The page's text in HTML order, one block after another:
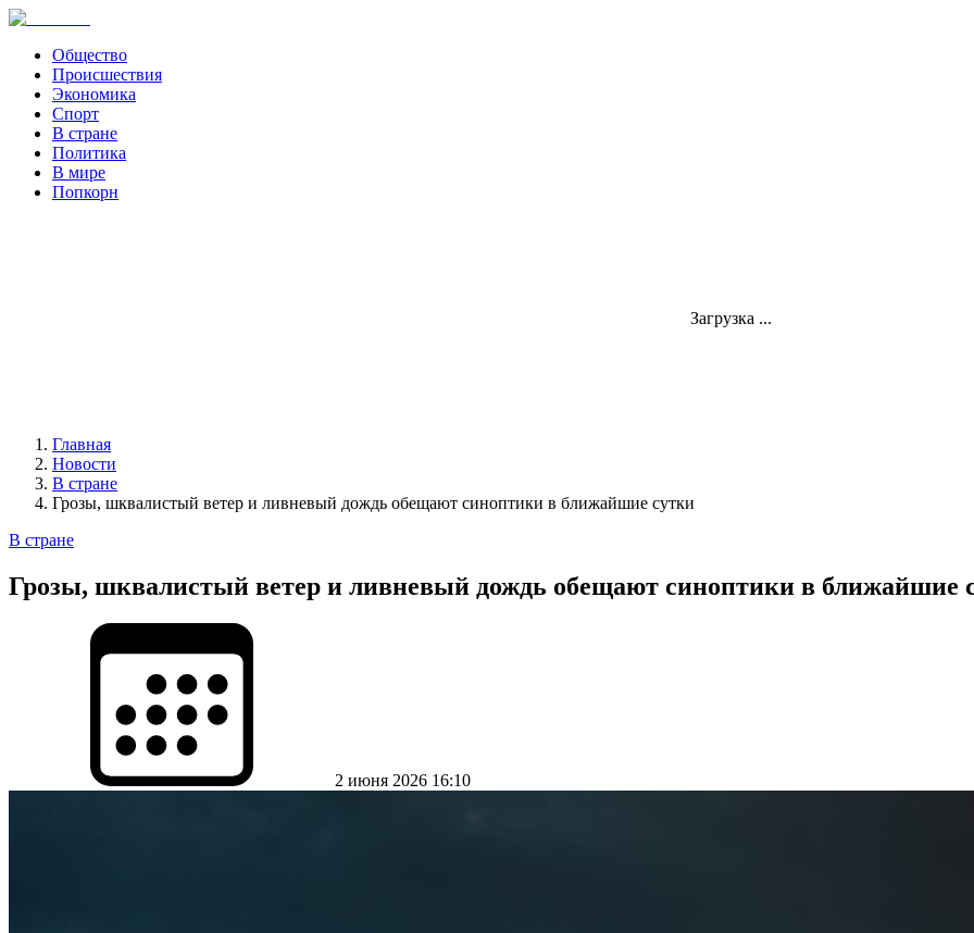
Общество
Происшествия
Экономика
Спорт
В стране
Политика
В мире
Попкорн
Загрузка ...
Главная
Новости
В стране
Грозы, шквалистый ветер и ливневый дождь обещают синоптики в ближайшие сутки
В стране
Грозы, шквалистый ветер и ливневый дождь обещают синоптики в ближайшие
2 июня 2026 16:10